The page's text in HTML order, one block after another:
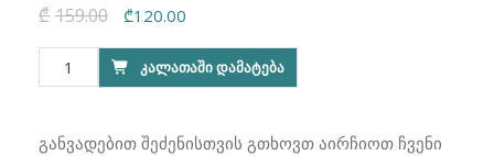
₾ 159.00
Original
price
was:
₾120.00
price
is:
რაოდენობა:
ტაფა
onyx
ᲙᲐᲚᲐᲗᲐᲨᲘ ᲓᲐᲛᲐᲢᲔᲑᲐ
განვადებით შეძენისთვის გთხოვთ აირჩიოთ ჩვენი